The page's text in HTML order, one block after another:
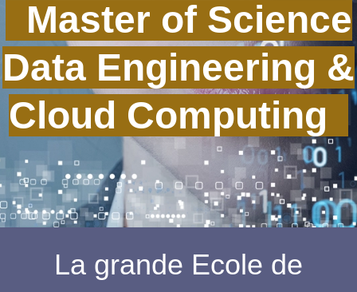
Master of Science
Data Engineering &
Cloud Computing
La grande Ecole de